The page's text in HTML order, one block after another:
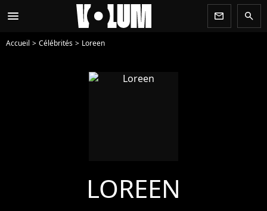
menu newsletter search
Accueil Célébrités Loreen
LOREEN